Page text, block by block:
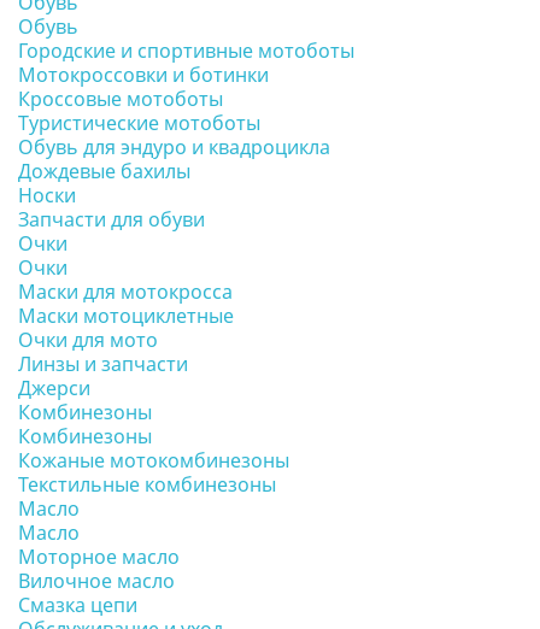
Обувь
Городские и спортивные мотоботы
Мотокроссовки и ботинки
Кроссовые мотоботы
Туристические мотоботы
Обувь для эндуро и квадроцикла
Дождевые бахилы
Носки
Запчасти для обуви
Очки
Очки
Маски для мотокросса
Маски мотоциклетные
Очки для мото
Линзы и запчасти
Джерси
Комбинезоны
Комбинезоны
Кожаные мотокомбинезоны
Текстильные комбинезоны
Масло
Масло
Моторное масло
Вилочное масло
Смазка цепи